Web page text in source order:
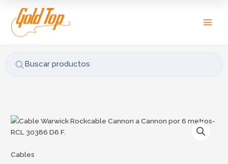
contenido
Buscar productos
u
s
r
:
Cables
Cable
Warwick
Cannon